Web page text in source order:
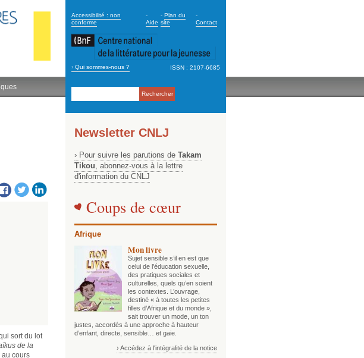
secondary_2
Accessibilité : non
conforme
-
Aide
-Plan du
site
-
Contact
Navigation
› Qui sommes-nous ? ISSN : 2107-6685
sort du lot
de la
au cours
Newsletter CNLJ
› Pour suivre les parutions de Takam
Tikou, abonnez-vous à la lettre
d'information du CNLJ
Coups de cœur
Afrique
Mon livre
Sujet sensible s’il en est que
celui de l’éducation sexuelle,
des pratiques sociales et
culturelles, quels qu’en soient
les contextes. L’ouvrage,
destiné « à toutes les petites
filles d’Afrique et du monde »,
sait trouver un mode, un ton
justes, accordés à une approche à hauteur
d’enfant, directe, sensible… et gaie.
› Accédez à l'intégralité de la notice